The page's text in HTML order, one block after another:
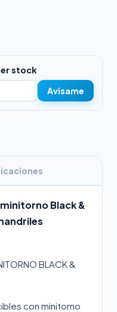
stock
Avisame
Black &
BLACK &
con minitorno